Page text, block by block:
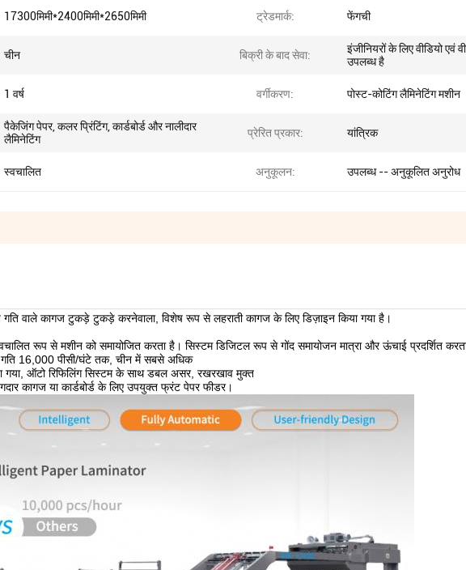
17300मिमी*2400मिमी*2650मिमी ट्रेडमार्क: फेंगची
चीन बिक्री के बाद सेवा:
इंजीनियरों के लिए वीडियो एवं
उपलब्ध है
1 वर्ष वर्गीकरण: पोस्ट-कोटिंग लैमिनेटिंग मशीन
पैकेजिंग पेपर, कलर प्रिंटिंग, कार्डबोर्ड और नालीदार
लैमिनेटिंग
प्रेरित प्रकार: यांत्रिक
स्वचालित अनुकूलन: उपलब्ध -- अनुकूलित अनुरोध
गति वाले कागज टुकड़े टुकड़े करनेवाला, विशेष रूप से लहराती कागज के लिए डिज़ाइन किया गया है।
रूप से मशीन को समायोजित करता है। सिस्टम डिजिटल रूप से गोंद समायोजन मात्रा और ऊंचाई प्रदर्शित
16,000 पीसी/घंटे तक, चीन में सबसे अधिक
गया, ऑटो रिफिलिंग सिस्टम के साथ डबल असर, रखरखाव मुक्त
कागज या कार्डबोर्ड के लिए उपयुक्त फ्रंट पेपर फीडर।